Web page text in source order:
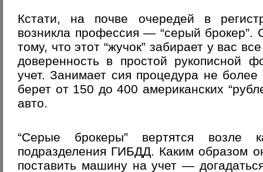
Кстати, на почве очередей в
возникла профессия — “серый брокер”.
тому, что этот “жучок” забирает у вас
доверенность в простой рукописной
учет. Занимает сия процедура не
берет от 150 до 400 американских
авто.
“Серые брокеры” вертятся возле
подразделения ГИБДД. Каким образом
поставить машину на учет —